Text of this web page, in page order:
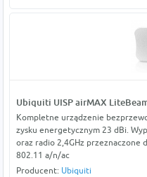
Ubiquiti UISP airMAX
Kompletne urządzenie
zysku energetycznym 23 dBi.
oraz radio 2,4GHz przeznaczone
802.11 a/n/ac
Producent: Ubiquiti